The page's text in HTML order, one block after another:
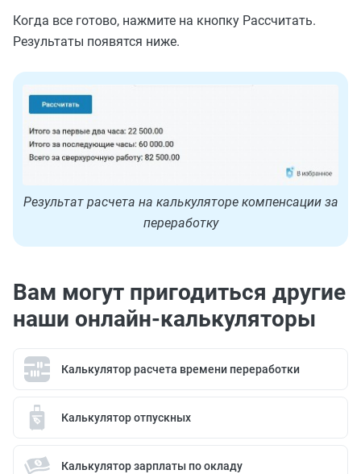
Когда все готово, нажмите на кнопку Рассчитать.
Результаты появятся ниже.
Результат расчета на калькуляторе компенсации за
переработку
Вам могут пригодиться другие
наши онлайн-калькуляторы
Калькулятор расчета времени переработки
Калькулятор отпускных
Калькулятор зарплаты по окладу